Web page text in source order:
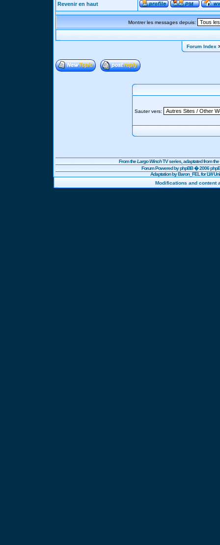
Revenir en haut
Montrer les messages depuis:
Forum Index
Sauter vers:
From theLargo WinchTV series, adaptated from
Forum Powered byphpBB� 2006
Adaptation by Baron_FEL for LW
Modifications and content